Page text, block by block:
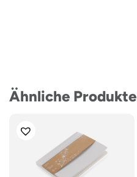
Ähnliche Produkte